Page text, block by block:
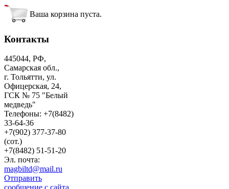
Ваша корзина пуста.
Контакты
445044, РФ,
Самарская обл.,
г. Тольятти, ул.
Офицерская, 24,
ГСК № 75 "Белый
медведь"
Телефоны: +7(8482)
33-64-36
+7(902) 377-37-80
(сот.)
+7(8482) 51-51-20
Эл. почта:
magbiltd@mail.ru
Отправить